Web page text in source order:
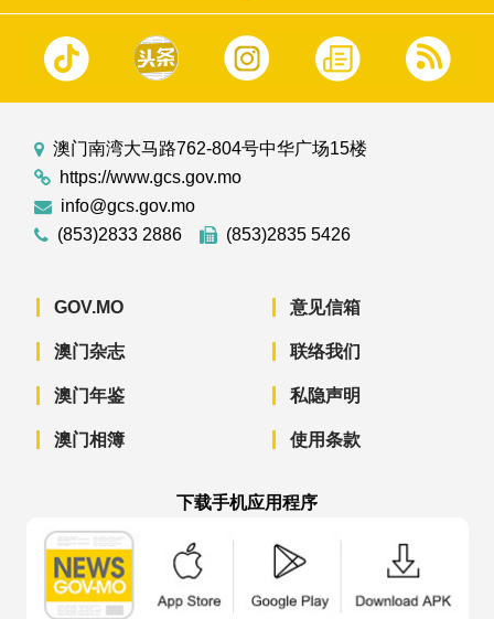
澳门南湾大马路762-804号中华广场15楼
https://www.gcs.gov.mo
info@gcs.gov.mo
(853)2833 2886
(853)2835 5426
GOV.MO
澳门杂志
澳门年鉴
澳门相簿
意见信箱
联络我们
私隐声明
使用条款
下载手机应用程序